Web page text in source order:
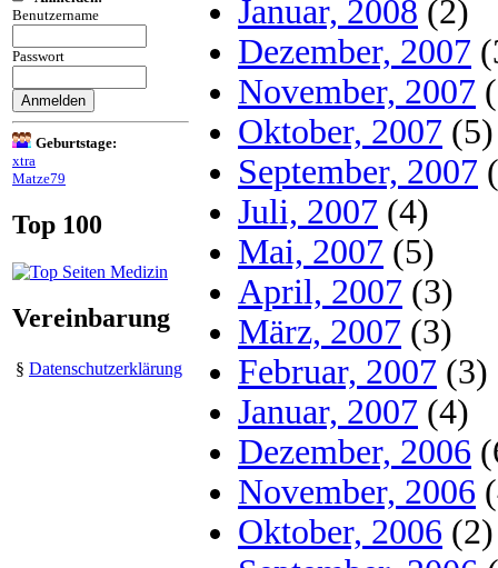
Benutzername
Passwort
Geburtstage:
xtra
Matze79
Top 100
Vereinbarung
§ Datenschutzerklärung
Januar, 2008 (2)
Dezember, 2007
November, 2007
Oktober, 2007 (5)
September, 2007
Juli, 2007 (4)
Mai, 2007 (5)
April, 2007 (3)
März, 2007 (3)
Februar, 2007 (3)
Januar, 2007 (4)
Dezember, 2006
November, 2006
Oktober, 2006 (2)